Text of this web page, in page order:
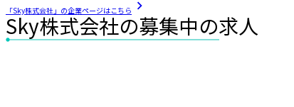
「Sky株式会社」の企業ページはこちら
Sky株式会社の募集中の求人